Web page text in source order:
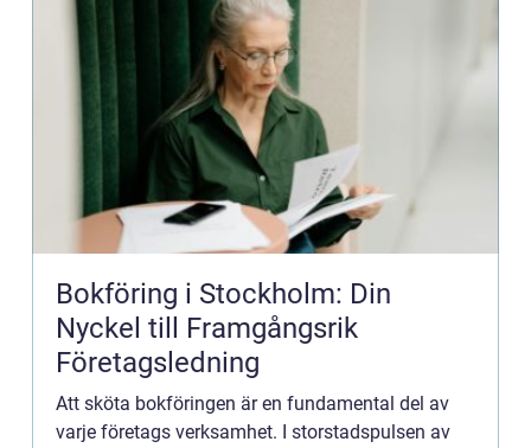
Bokföring i Stockholm: Din
Nyckel till Framgångsrik
Företagsledning
Att sköta bokföringen är en fundamental del av
varje företags verksamhet. I storstadspulsen av